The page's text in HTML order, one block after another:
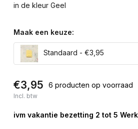
in de kleur Geel
Maak een keuze:
Standaard - €3,95
€3,95 6 producten op voorraad
Incl. btw
ivm vakantie bezetting 2 tot 5